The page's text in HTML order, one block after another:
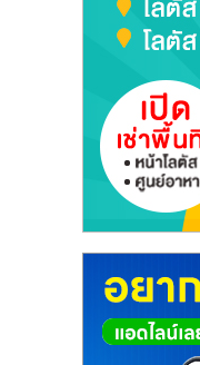
ขยาย
แฟ
ไชส์,